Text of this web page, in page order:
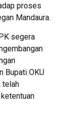
proses
Mandaura.
segera
Bupati OKU
telah